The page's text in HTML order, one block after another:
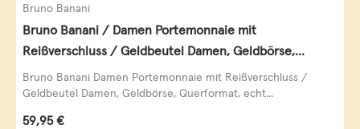
Bruno Banani
Bruno Banani / Damen Portemonnaie mit
Reißverschluss / Geldbeutel Damen, Geldbörse,
Querformat, echt Leder, black/white/red
Bruno Banani Damen Portemonnaie mit Reißverschluss /
Geldbeutel Damen, Geldbörse, Querformat, echt...
Regulärer Preis:
59,95 €